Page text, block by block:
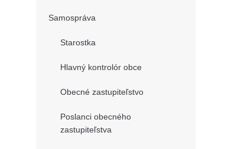
Samospráva
Starostka
Hlavný kontrolór obce
Obecné zastupiteľstvo
Poslanci obecného
zastupiteľstva